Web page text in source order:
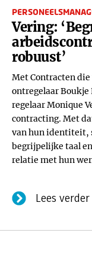
Vering:
robuust’
Met Contracten
ontregelaar
regelaar Monique
contracting. Met
van hun identiteit,
begrijpelijke taal
relatie met hun
Lees verder